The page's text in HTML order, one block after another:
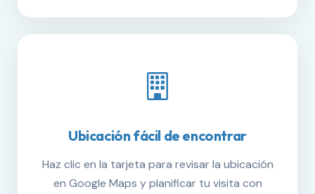
Ubicación fácil de encontrar
Haz clic en la tarjeta para revisar la ubicación
en Google Maps y planificar tu visita con